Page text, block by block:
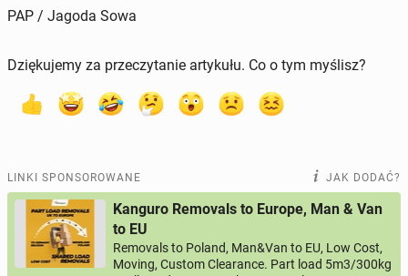
PAP / Jagoda Sowa
Dziękujemy za przeczytanie artykułu. Co o tym myślisz?
LINKI SPONSOROWANE JAK DODAĆ?
Kanguro Removals to Europe, Man & Van
to EU
Removals to Poland, Man&Van to EU, Low Cost,
Moving, Custom Clearance. Part load 5m3/300kg